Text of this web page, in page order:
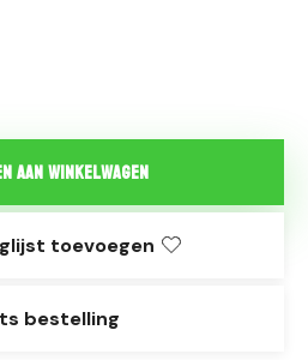
aan winkelwagen
toevoegen
bestelling